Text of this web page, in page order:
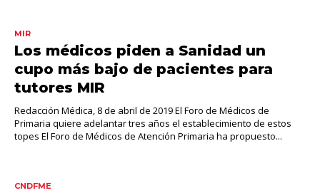
MIR
Los médicos piden a Sanidad un
cupo más bajo de pacientes para
tutores MIR
Redacción Médica, 8 de abril de 2019 El Foro de Médicos de
Primaria quiere adelantar tres años el establecimiento de estos
topes El Foro de Médicos de Atención Primaria ha propuesto...
CNDFME